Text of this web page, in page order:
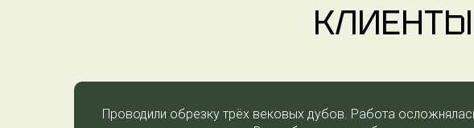
Проводили обрезку трёх вековых дубов. Работа